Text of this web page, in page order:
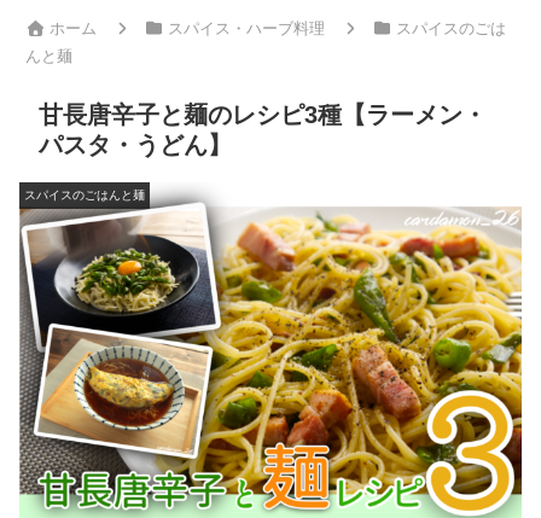
ホーム スパイス・ハーブ料理
スパイスのごは
んと麺
甘長唐辛子と麺のレシピ3種【ラーメン・
パスタ・うどん】
スパイスのごはんと麺